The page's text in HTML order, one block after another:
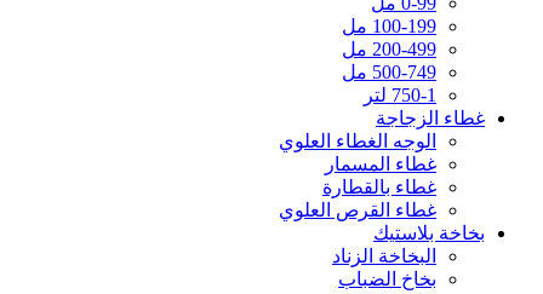
100-199 مل
200-499 مل
500-749 مل
750-1 لتر
غطاء الزجاجة
الوجه الغطاء العلوي
غطاء المسمار
غطاء بالقطارة
غطاء القرص العلوي
بخاخة بلاستيك
البخاخة الزناد
بخاخ الضباب